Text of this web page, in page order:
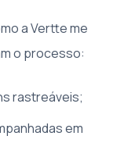
a Vertte me
o processo:
rastreáveis;
em